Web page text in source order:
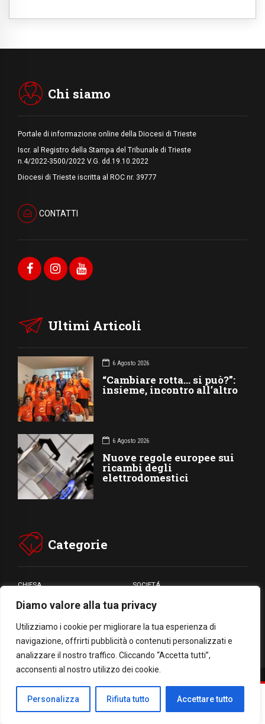
Diamo valore alla tua privacy
Utilizziamo i cookie per migliorare la tua esperienza di
navigazione, offrirti pubblicità o contenuti personalizzati e
analizzare il nostro traffico. Cliccando “Accetta tutti”,
acconsenti al nostro utilizzo dei cookie.
Personalizza Rifiuta tutto Accettare tutto
Chi siamo
Portale di informazione online della Diocesi di Trieste
Iscr. al Registro della Stampa del Tribunale di Trieste
n.4/2022-3500/2022 V.G. dd.19.10.2022
Diocesi di Trieste iscritta al ROC nr. 39777
CONTATTI
Ultimi Articoli
6 Agosto 2026
“Cambiare rotta… si può?”:
insieme, incontro all’altro
6 Agosto 2026
Nuove regole europee sui
ricambi degli
elettrodomestici
Categorie
CHIESA SOCIETÁ
CARITÁ GIUBILEO
CULTURA MEDIA
Facebook
WhatsApp
Threads
Email
Condividi